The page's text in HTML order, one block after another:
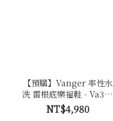
【預購】Vanger 率性水
洗 雷根底樂福鞋 - Va303
棕
NT$4,980